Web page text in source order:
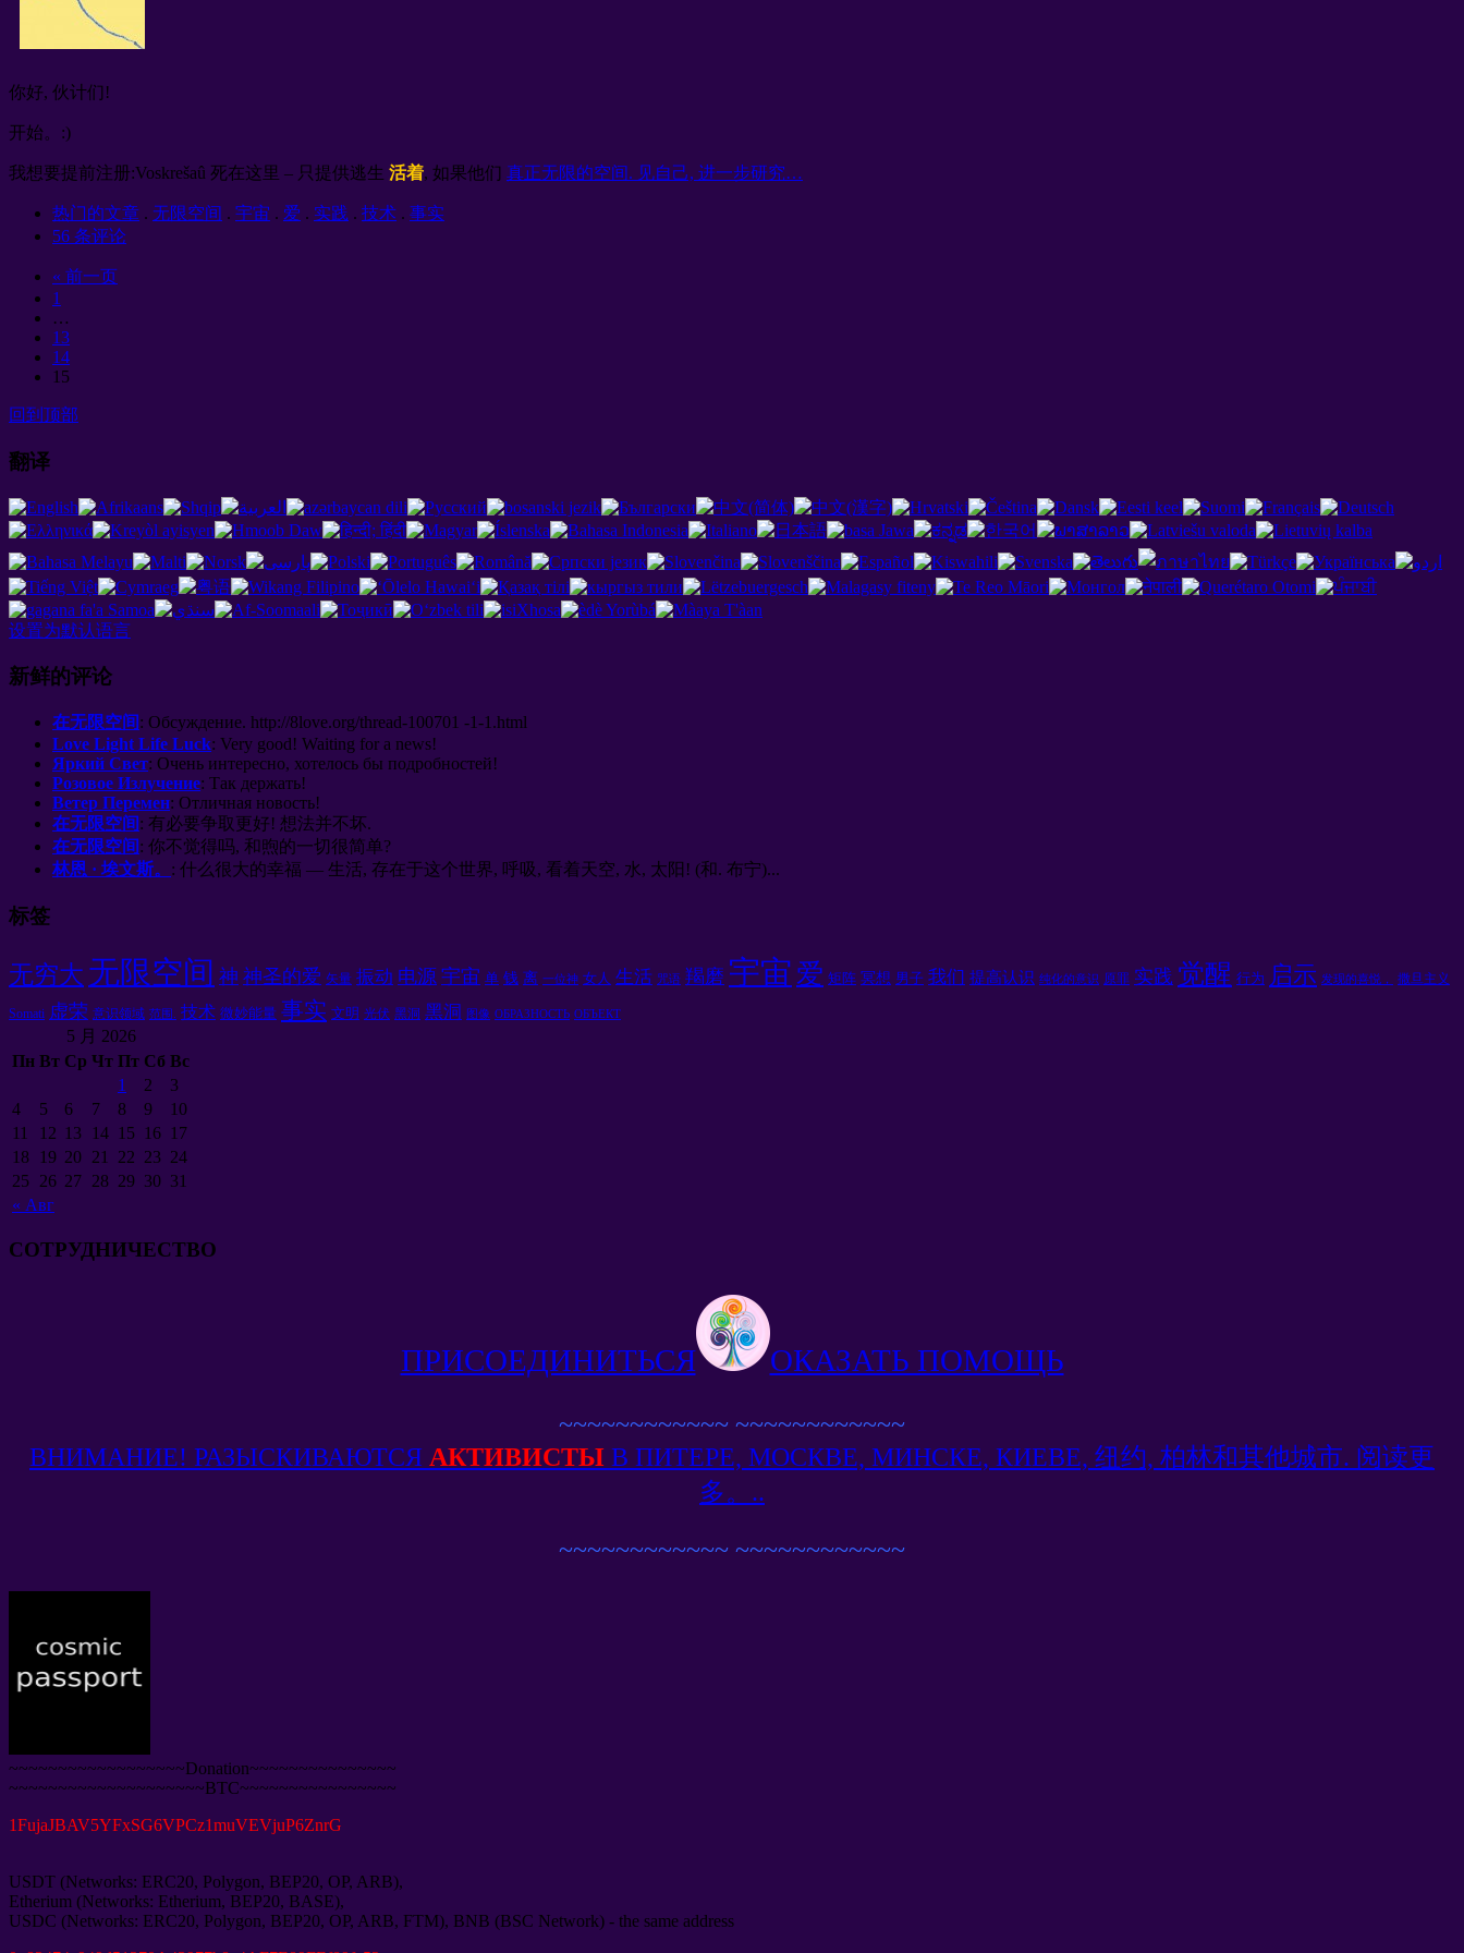
你好, 伙计们!
开始。:)
我想要提前注册:Voskrešaû 死在这里 – 只提供逃生 活着, 如果他们 真正无限的空间. 见自己, 进一步研究…
热门的文章 . 无限空间 . 宇宙 . 爱 . 实践 . 技术 . 事实
56 条评论
« 前一页
1
…
13
14
15
回到顶部
翻译
设置为默认语言
新鲜的评论
在无限空间: Обсуждение. http://8love.org/thread-100701 -1-1.html
Love Light Life Luck: Very good! Waiting for a news!
Яркий Свет: Очень интересно, хотелось бы подробностей!
Розовое Излучение: Так держать!
Ветер Перемен: Отличная новость!
在无限空间: 有必要争取更好! 想法并不坏.
在无限空间: 你不觉得吗, 和煦的一切很简单?
林恩 · 埃文斯。 : 什么很大的幸福 — 生活, 存在于这个世界, 呼吸, 看着天空, 水, 太阳! (和. 布宁)...
标签
无穷大 无限空间 神 神圣的爱 矢量 振动 电源 宇宙 单 钱 离 一位神 女人 生活 咒语 羯磨 宇宙 爱 矩阵 冥想 男子 我们 提高认识 纯化的意识 原罪 实践 觉醒 行为 启示 发现的喜悦， 撒旦主义
Somati 虚荣 意识领域 范围. 技术 微妙能量 事实 文明 光伏 黑洞 黑洞 图像 ОБРАЗНОСТЬ ОБЪЕКТ
5 月 2026
Пн Вт Ср Чт Пт Сб Вс
« Авг
1 2
3
4
5 6 7 8 9
10
11
12 13 14 15 16 17
18
19 20 21 22 23 24
25 26 27 28 29 30 31
СОТРУДНИЧЕСТВО
ПРИСОЕДИНИТЬСЯ ОКАЗАТЬ ПОМОЩЬ
~~~~~~~~~~~~ ~~~~~~~~~~~~
ВНИМАНИЕ! РАЗЫСКИВАЮТСЯ АКТИВИСТЫ В ПИТЕРЕ, МОСКВЕ, МИНСКЕ, КИЕВЕ, 纽约, 柏林和其他城市. 阅读更
多。..
~~~~~~~~~~~~ ~~~~~~~~~~~~
~~~~~~~~~~~~~~~~~~Donation~~~~~~~~~~~~~~~
~~~~~~~~~~~~~~~~~~~~BTC~~~~~~~~~~~~~~~~
1FujaJBAV5YFxSG6VPCz1muVEVjuP6ZnrG
USDT (Networks: ERC20, Polygon, BEP20, OP, ARB),
Etherium (Networks: Etherium, BEP20, BASE),
USDC (Networks: ERC20, Polygon, BEP20, OP, ARB, FTM), BNB (BSC Network) - the same address